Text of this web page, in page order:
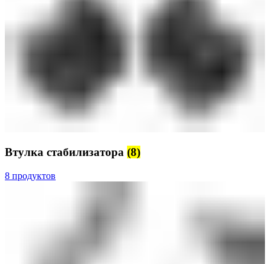
Втулка стабилизатора (8)
8 продуктов